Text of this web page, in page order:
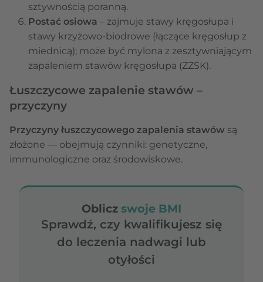
sztywnością poranną.
Postać osiowa – zajmuje stawy kręgosłupa i
stawy krzyżowo-biodrowe (łączące kręgosłup z
miednicą); może być mylona z zesztywniającym
zapaleniem stawów kręgosłupa (ZZSK).
Łuszczycowe zapalenie stawów –
przyczyny
Przyczyny łuszczycowego zapalenia stawów są
złożone — obejmują czynniki: genetyczne,
immunologiczne oraz środowiskowe.
Oblicz swoje BMI
Sprawdź, czy kwalifikujesz się
do leczenia nadwagi lub
otyłości